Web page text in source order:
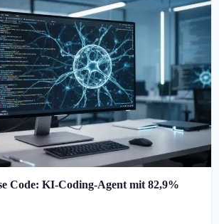
Code: KI-Coding-Agent mit 82,9%